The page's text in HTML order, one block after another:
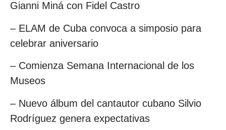
Gianni Miná con Fidel Castro
– ELAM de Cuba convoca a simposio para
celebrar aniversario
– Comienza Semana Internacional de los
Museos
– Nuevo álbum del cantautor cubano Silvio
Rodríguez genera expectativas